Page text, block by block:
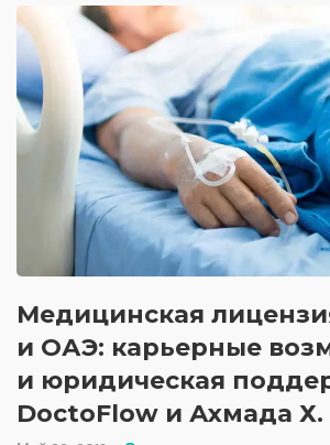
Медицинская
и ОАЭ: карьерные
и юридическая
DoctoFlow и Ахмада Х.